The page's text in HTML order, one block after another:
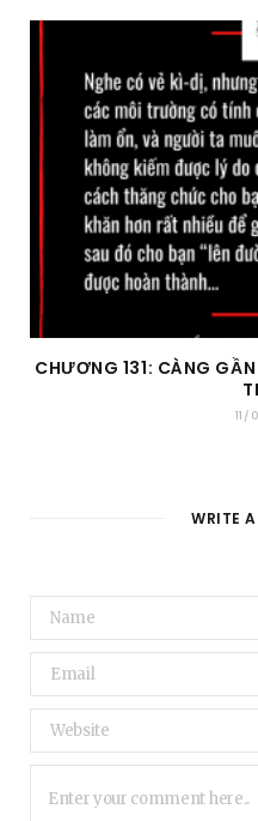
CHƯƠNG 131: CÀNG
11/
WRITE